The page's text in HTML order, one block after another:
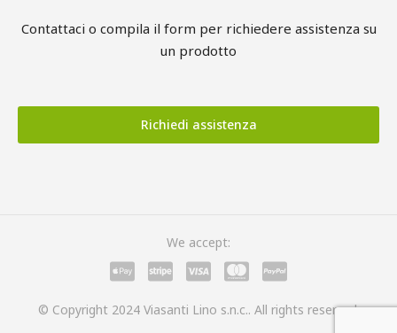
Contattaci o compila il form per richiedere assistenza su
un prodotto
Richiedi assistenza
© Copyright 2024 Viasanti Lino s.n.c.. All rights reserved.
We accept: